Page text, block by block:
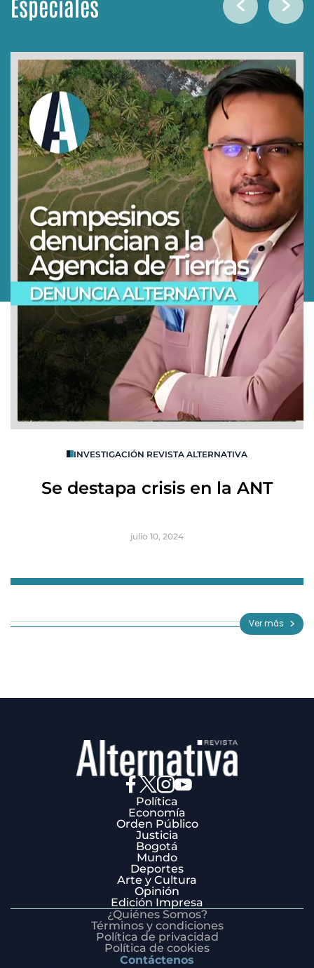
Especiales
INVESTIGACIÓN REVISTA ALTERNATIVA
Se destapa crisis en la ANT
julio 10, 2024
3
Ver más
Política
Economía
Orden Público
Justicia
Bogotá
Mundo
Deportes
Arte y Cultura
Opinión
Edición Impresa
¿Quiénes Somos?
Términos y condiciones
Política de privacidad
Política de cookies
Contáctenos